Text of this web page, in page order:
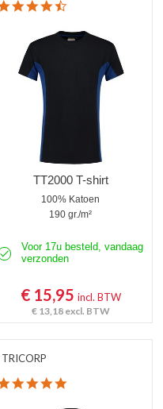
TT2000 T-shirt
100% Katoen
190 gr./m²
Voor 17u besteld, vandaag
verzonden
€ 15,95 incl. BTW
€ 13,18 excl. BTW
TRICORP
5.0 star rating